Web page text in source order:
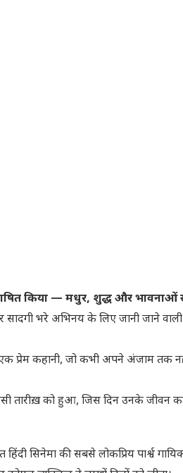
किया — मधुर, शुद्ध और भावनाओं
सादगी भरे अभिनय के लिए जानी जाने
प्रेम कहानी, जो कभी अपने अंजाम तक
तारीख़ को हुआ, जिस दिन उनके जीवन
सिनेमा की सबसे लोकप्रिय पार्श्व